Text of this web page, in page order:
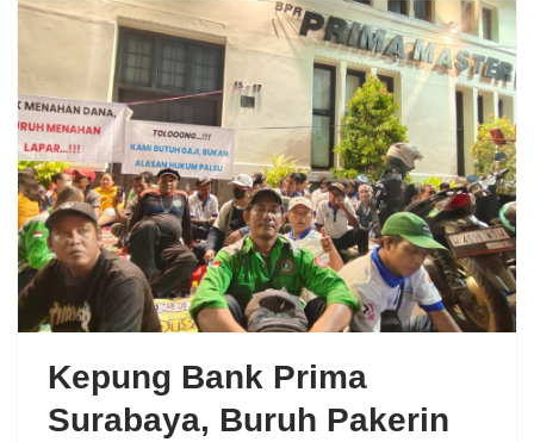
Kepung Bank Prima
Surabaya, Buruh Pakerin